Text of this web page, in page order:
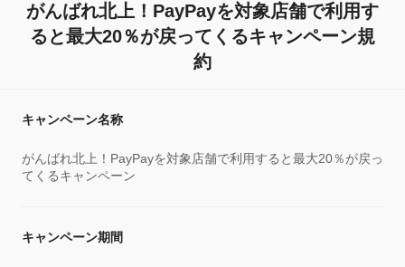
がんばれ北上！PayPayを対象店舗で利用す
ると最大20％が戻ってくるキャンペーン規
約
キャンペーン名称
がんばれ北上！PayPayを対象店舗で利用すると最大20％が戻っ
てくるキャンペーン
キャンペーン期間